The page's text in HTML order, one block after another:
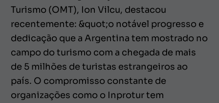
Turismo (OMT), Ion Vilcu, destacou
recentemente: &quot;o notável progresso e
dedicação que a Argentina tem mostrado no
campo do turismo com a chegada de mais
de 5 milhões de turistas estrangeiros ao
país. O compromisso constante de
organizações como o Inprotur tem